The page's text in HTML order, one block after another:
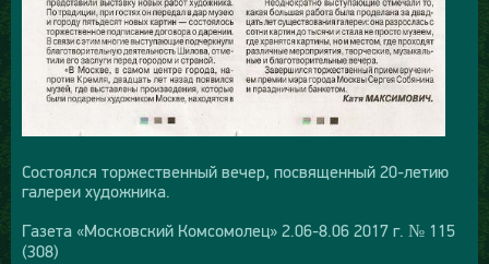
Состоялся торжественный вечер, посвященный 20-летию
галереи художника.
Газета «Московский Комсомолец» 2.06-8.06 2017 г. № 115
(308)